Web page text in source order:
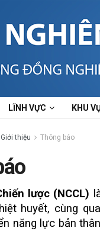
LĨNH VỰC KHU
Giới thiệu Thông báo
lược (NCCL)
huyết, cùng
năng lực bản